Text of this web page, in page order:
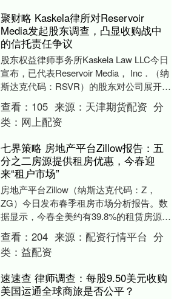
聚财略 Kaskela律所对Reservoir
Media发起股东调查，凸显收购战中
的信托责任争议
股东权益律师事务所Kaskela Law LLC今日
宣布，已代表Reservoir Media， Inc．（纳
斯达克代码：RSVR）的股东对公司展开调
查，旨在确....
查看： 105 来源： 天津期货配资 分
类： 网上配资
七界策略 房地产平台Zillow报告：五
分之二房源提供租房优惠，今春迎
来“租户市场”
房地产平台Zillow（纳斯达克代码：Z，
ZG）今日发布春季租房市场分析报告。数
据显示，今春全美约有39.8%的租赁房源提
供优惠举措，创下该时节的最高纪录，标
志....
查看： 204 来源： 配资行情平台 分
类： 益配资
速速查 律师调查：每股9.50美元收购
美国运通全球商旅是否公平？